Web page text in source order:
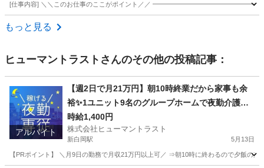
[仕事内容] ＼＼このお仕事のここがポイント／／ ━━━━━━━━━━━━━━━━━ ◎
埼玉 その他
もっと見る
ヒューマントラスト さんのその他の投稿記事：
アルバイト
【週2日で月21万円】朝10時終業だから家事も余
裕✨1ユニット9名のグループホームで夜勤介護ス
タッフ(ES1W-3609)
時給1,400円
株式会社ヒューマントラスト
新白岡駅 5月13日
【PRポイント】 ＼月9日の勤務で月収21万円以上可／ ⇒朝10時に終わるので夕飯の